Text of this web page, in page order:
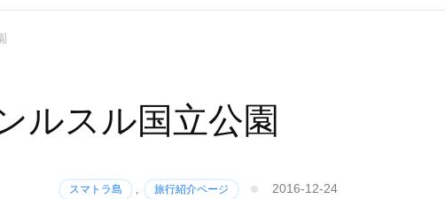
ルスル国立公園
スマトラ島 , 旅行紹介ページ 2016-12-24